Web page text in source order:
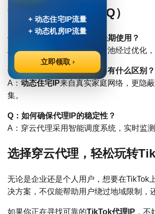
常见问题解答（FAQ）
Q：穿云代理的IP是否适合长期使用？
A：是的，穿云的海外动态IP 池经过优化
Q：动态住宅IP和动态机房IP有什么区别？
A： 动态住宅IP来自真实家庭网络，更隐
集。
Q：如何确保代理IP的稳定性？
A：穿云代理采用智能调度系统，实时监
选择穿云代理，轻松玩转
无论是企业还是个人用户，想要在TikTok
决方案，不仅能帮助用户绕过地域限制，
如果你正在寻找可靠的TikTok代理IP ，
+ 动态住宅IP流量
+ 动态机房IP流量
立即领取 ›